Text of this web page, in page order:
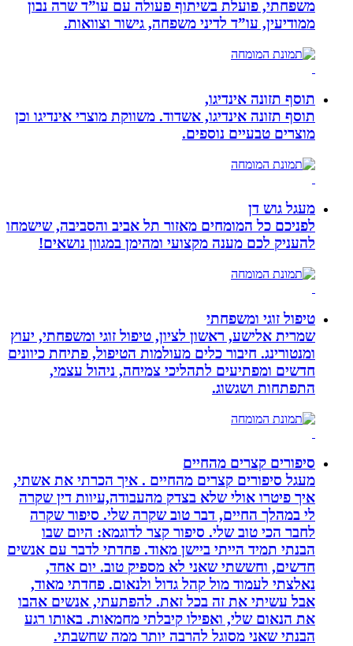
משפחתי, פועלת בשיתוף פעולה עם עו”ד שרה נבון
ממודיעין, עו”ד לדיני משפחה, גישור וצוואות.
תוסף תזונה אינדיגו,
תוסף תזונה אינדיגו, אשדוד. משווקת מוצרי אינדיגו וכן
מוצרים טבעיים נוספים.
מעגל גוש דן
לפניכם כל המומחים מאזור תל אביב והסביבה, שישמחו
להעניק לכם מענה מקצועי ומהימן במגוון נושאים!
טיפול זוגי ומשפחתי
שמרית אלישע, ראשון לציון, טיפול זוגי ומשפחתי, יעוץ
ומנטורינג. חיבור כלים מעולמות הטיפול, פתיחת כיוונים
חדשים ומפתיעים לתהליכי צמיחה, ניהול עצמי,
התפתחות ושגשוג.
סיפורים קצרים מהחיים
מעגל סיפורים קצרים מהחיים . איך הכרתי את אשתי,
איך פיטרו אולי שלא בצדק מהעבודה,עיוות דין שקרה
לי במהלך החיים, דבר טוב שקרה שלי. סיפור שקרה
לחבר הכי טוב שלי. סיפור קצר לדוגמא: היום שבו
הבנתי תמיד הייתי ביישן מאוד. פחדתי לדבר עם אנשים
חדשים, וחששתי שאני לא מספיק טוב. יום אחד,
נאלצתי לעמוד מול קהל גדול ולנאום. פחדתי מאוד,
אבל עשיתי את זה בכל זאת. להפתעתי, אנשים אהבו
את הנאום שלי, ואפילו קיבלתי מחמאות. באותו רגע
הבנתי שאני מסוגל להרבה יותר ממה שחשבתי.